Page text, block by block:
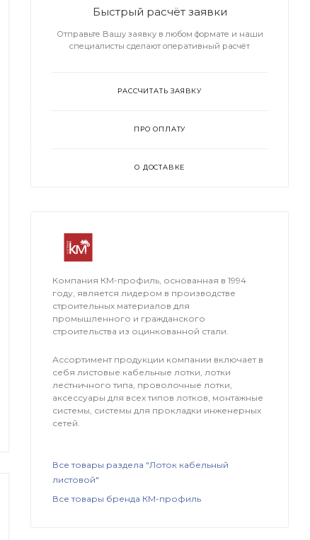
Быстрый расчёт заявки
Отправьте Вашу заявку в любом формате и наши
специалисты сделают оперативный расчёт
РАССЧИТАТЬ ЗАЯВКУ
ПРО ОПЛАТУ
О ДОСТАВКЕ
Компания КМ-профиль, основанная в 1994
году, является лидером в производстве
строительных материалов для
промышленного и гражданского
строительства из оцинкованной стали.
Ассортимент продукции компании включает в
себя листовые кабельные лотки, лотки
лестничного типа, проволочные лотки,
аксессуары для всех типов лотков, монтажные
системы, системы для прокладки инженерных
сетей.
Все товары раздела "Лоток кабельный
листовой"
Все товары бренда КМ-профиль